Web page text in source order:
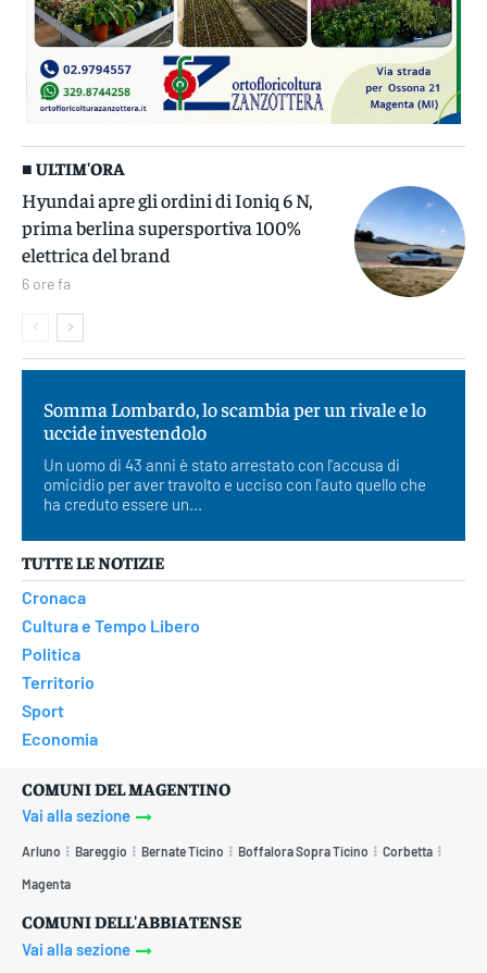
■ ULTIM'ORA
Hyundai apre gli ordini di Ioniq 6 N,
prima berlina supersportiva 100%
elettrica del brand
6 ore fa
Somma Lombardo, lo scambia per un rivale e lo
uccide investendolo
Un uomo di 43 anni è stato arrestato con l'accusa di
omicidio per aver travolto e ucciso con l'auto quello che
ha creduto essere un...
TUTTE LE NOTIZIE
Cronaca
Cultura e Tempo Libero
Politica
Territorio
Sport
Economia
COMUNI DEL MAGENTINO
Vai alla sezione
Arluno Bareggio Bernate Ticino Boffalora Sopra Ticino Corbetta
Magenta
COMUNI DELL'ABBIATENSE
Vai alla sezione